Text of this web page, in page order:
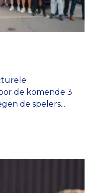
de komende 3
de spelers...